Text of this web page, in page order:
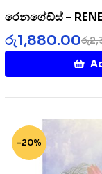
රෙනගේඩ්ස් –
රු
රු1,880.00
-20%